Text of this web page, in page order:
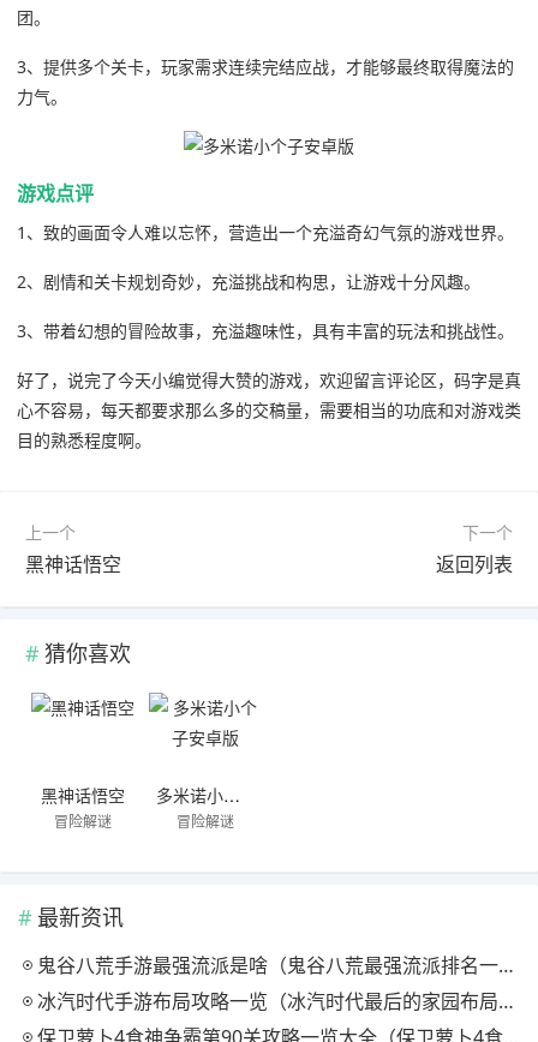
团。
3、提供多个关卡，玩家需求连续完结应战，才能够最终取得魔法的
力气。
游戏点评
1、致的画面令人难以忘怀，营造出一个充溢奇幻气氛的游戏世界。
2、剧情和关卡规划奇妙，充溢挑战和构思，让游戏十分风趣。
3、带着幻想的冒险故事，充溢趣味性，具有丰富的玩法和挑战性。
好了，说完了今天小编觉得大赞的游戏，欢迎留言评论区，码字是真
心不容易，每天都要求那么多的交稿量，需要相当的功底和对游戏类
目的熟悉程度啊。
上一个
黑神话悟空
下一个
返回列表
猜你喜欢
黑神话悟空
冒险解谜
多米诺小个子安卓版
冒险解谜
最新资讯
鬼谷八荒手游最强流派是啥（鬼谷八荒最强流派排名一览）
冰汽时代手游布局攻略一览（冰汽时代最后的家园布局教学一览）